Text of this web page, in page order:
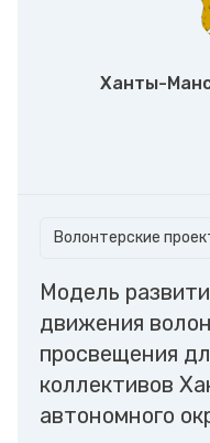
Ханты-
Волонтерские
Модель
движения
просвещения
коллективов
автономного